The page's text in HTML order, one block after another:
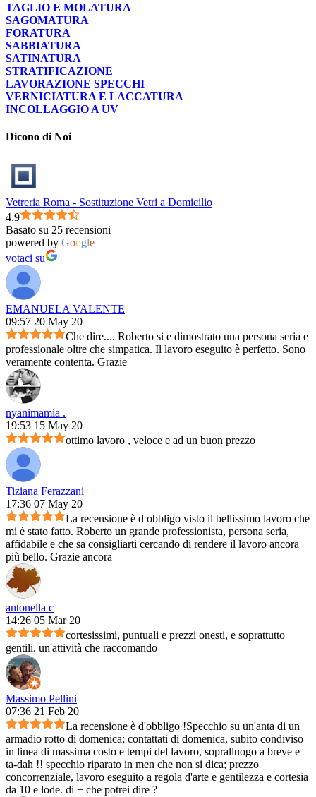
TAGLIO E MOLATURA
SAGOMATURA
FORATURA
SABBIATURA
SATINATURA
STRATIFICAZIONE
LAVORAZIONE SPECCHI
VERNICIATURA E LACCATURA
INCOLLAGGIO A UV
Dicono di Noi
Vetreria Roma - Sostituzione Vetri a Domicilio
4.9
Basato su 25 recensioni
powered by Google
votaci su
EMANUELA VALENTE
09:57 20 May 20
Che dire.... Roberto si e dimostrato una persona seria e
professionale oltre che simpatica. Il lavoro eseguito è perfetto. Sono
veramente contenta. Grazie
nyanimamia .
19:53 15 May 20
ottimo lavoro , veloce e ad un buon prezzo
Tiziana Ferazzani
17:36 07 May 20
La recensione è d obbligo visto il bellissimo lavoro che
mi è stato fatto. Roberto un grande professionista, persona seria,
affidabile e che sa consigliarti cercando di rendere il lavoro ancora
più bello. Grazie ancora
antonella c
14:26 05 Mar 20
cortesissimi, puntuali e prezzi onesti, e soprattutto
gentili. un'attività che raccomando
Massimo Pellini
07:36 21 Feb 20
La recensione è d'obbligo !Specchio su un'anta di un
armadio rotto di domenica; contattati di domenica, subito condiviso
in linea di massima costo e tempi del lavoro, sopralluogo a breve e
ta-dah !! specchio riparato in men che non si dica; prezzo
concorrenziale, lavoro eseguito a regola d'arte e gentilezza e cortesia
da 10 e lode. di + che potrei dire ?